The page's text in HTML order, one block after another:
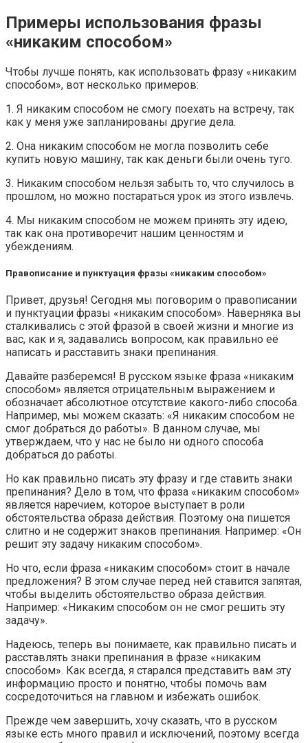
Примеры использования фразы
«никаким способом»
Чтобы лучше понять, как использовать фразу «никаким
способом», вот несколько примеров:
1. Я никаким способом не смогу поехать на встречу, так
как у меня уже запланированы другие дела.
2. Она никаким способом не могла позволить себе
купить новую машину, так как деньги были очень туго.
3. Никаким способом нельзя забыть то, что случилось в
прошлом, но можно постараться урок из этого извлечь.
4. Мы никаким способом не можем принять эту идею,
так как она противоречит нашим ценностям и
убеждениям.
Правописание и пунктуация фразы «никаким способом»
Привет, друзья! Сегодня мы поговорим о правописании
и пунктуации фразы «никаким способом». Наверняка вы
сталкивались с этой фразой в своей жизни и многие из
вас, как и я, задавались вопросом, как правильно её
написать и расставить знаки препинания.
Давайте разберемся! В русском языке фраза «никаким
способом» является отрицательным выражением и
обозначает абсолютное отсутствие какого-либо способа.
Например, мы можем сказать: «Я никаким способом не
смог добраться до работы». В данном случае, мы
утверждаем, что у нас не было ни одного способа
добраться до работы.
Но как правильно писать эту фразу и где ставить знаки
препинания? Дело в том, что фраза «никаким способом»
является наречием, которое выступает в роли
обстоятельства образа действия. Поэтому она пишется
слитно и не содержит знаков препинания. Например: «Он
решит эту задачу никаким способом».
Но что, если фраза «никаким способом» стоит в начале
предложения? В этом случае перед ней ставится запятая,
чтобы выделить обстоятельство образа действия.
Например: «Никаким способом он не смог решить эту
задачу».
Надеюсь, теперь вы понимаете, как правильно писать и
расставлять знаки препинания в фразе «никаким
способом». Как всегда, я старался представить вам эту
информацию просто и понятно, чтобы помочь вам
сосредоточиться на главном и избежать ошибок.
Прежде чем завершить, хочу сказать, что в русском
языке есть много правил и исключений, поэтому всегда